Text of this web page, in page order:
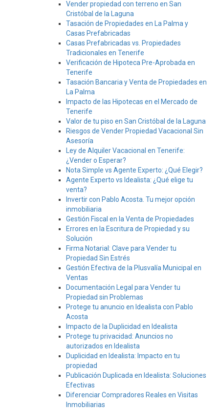
Vender propiedad con terreno en San
Cristóbal de la Laguna
Tasación de Propiedades en La Palma y
Casas Prefabricadas
Casas Prefabricadas vs. Propiedades
Tradicionales en Tenerife
Verificación de Hipoteca Pre-Aprobada en
Tenerife
Tasación Bancaria y Venta de Propiedades en
La Palma
Impacto de las Hipotecas en el Mercado de
Tenerife
Valor de tu piso en San Cristóbal de la Laguna
Riesgos de Vender Propiedad Vacacional Sin
Asesoría
Ley de Alquiler Vacacional en Tenerife:
¿Vender o Esperar?
Nota Simple vs Agente Experto: ¿Qué Elegir?
Agente Experto vs Idealista: ¿Qué elige tu
venta?
Invertir con Pablo Acosta. Tu mejor opción
inmobiliaria
Gestión Fiscal en la Venta de Propiedades
Errores en la Escritura de Propiedad y su
Solución
Firma Notarial: Clave para Vender tu
Propiedad Sin Estrés
Gestión Efectiva de la Plusvalía Municipal en
Ventas
Documentación Legal para Vender tu
Propiedad sin Problemas
Protege tu anuncio en Idealista con Pablo
Acosta
Impacto de la Duplicidad en Idealista
Protege tu privacidad: Anuncios no
autorizados en Idealista
Duplicidad en Idealista: Impacto en tu
propiedad
Publicación Duplicada en Idealista: Soluciones
Efectivas
Diferenciar Compradores Reales en Visitas
Inmobiliarias